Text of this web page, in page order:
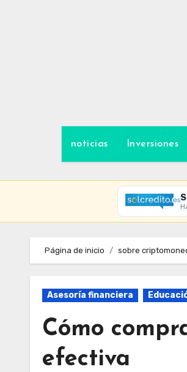
noticias Inversiones
Página de inicio sobre
Asesoría financiera
Cómo
efectiva